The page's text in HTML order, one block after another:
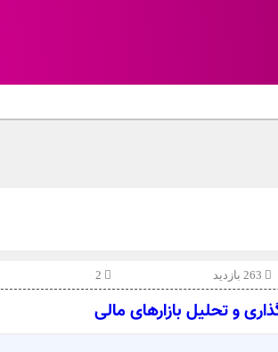
و تحلیل بازارهای مالی